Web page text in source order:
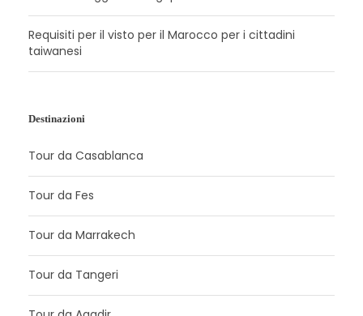
Requisiti per il visto per il Marocco per i cittadini
taiwanesi
Destinazioni
Tour da Casablanca
Tour da Fes
Tour da Marrakech
Tour da Tangeri